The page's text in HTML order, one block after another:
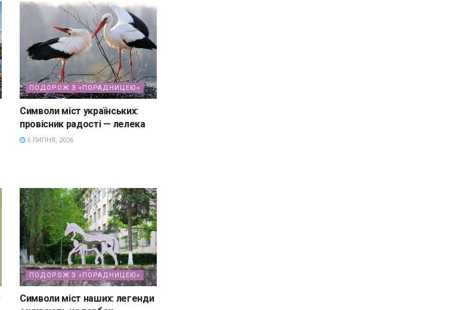
ПОДОРОЖ З «ПОРАДНИЦЕЮ»
Символи міст українських:
провісник радості — лелека
5 ЛИПНЯ, 2026
ПОДОРОЖ З «ПОРАДНИЦЕЮ»
Символи міст наших: легенди